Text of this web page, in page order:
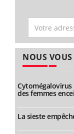
NOUS
Cytomégalovirus
des femmes
La sieste